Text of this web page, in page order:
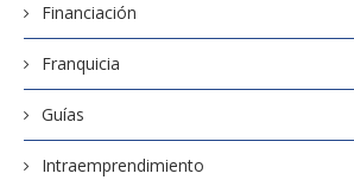
Financiación
Franquicia
Guías
Intraemprendimiento